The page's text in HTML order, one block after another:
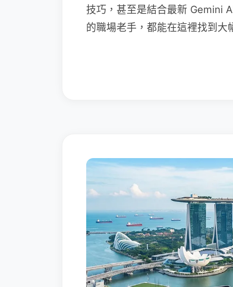
技巧，甚至是結合最新 Gemini
的職場老手，都能在這裡找到大